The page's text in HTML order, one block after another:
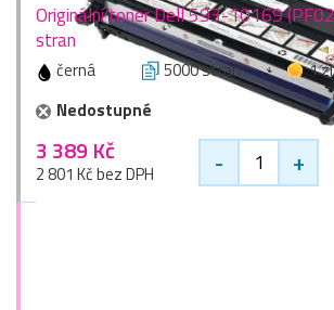
Originální toner Dell 593-10169
stran
černá 5000 stran
1
Nedostupné
3 389 Kč
2 801 Kč bez DPH - +